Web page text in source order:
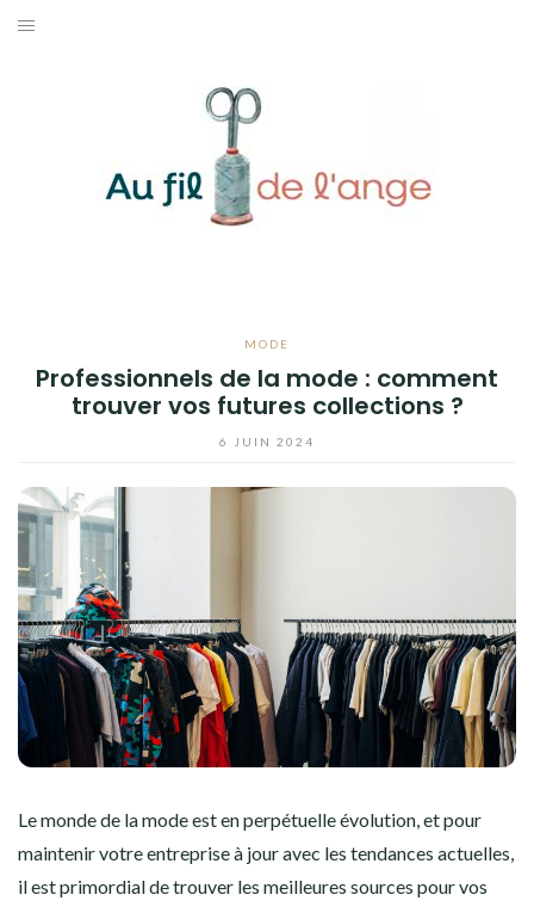
Aller
MODE
Professionnels de la mode : comment
trouver vos futures collections ?
6 JUIN 2024
Le monde de la mode est en perpétuelle évolution, et pour
maintenir votre entreprise à jour avec les tendances actuelles,
il est primordial de trouver les meilleures sources pour vos